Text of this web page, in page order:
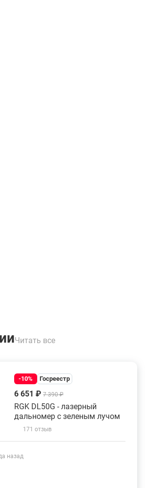
Читать все
-10% Госреестр
6 651 ₽ 7 390 ₽
RGK DL50G - лазерный
дальномер с зеленым лучом
171 отзыв
назад